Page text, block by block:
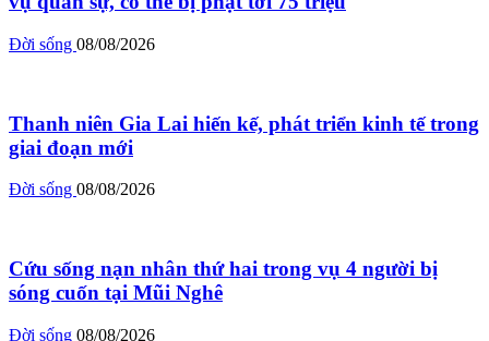
Đời sống 08/08/2026
Thanh niên Gia Lai hiến kế, phát triển kinh tế trong
giai đoạn mới
Đời sống 08/08/2026
Cứu sống nạn nhân thứ hai trong vụ 4 người bị
sóng cuốn tại Mũi Nghê
Đời sống 08/08/2026